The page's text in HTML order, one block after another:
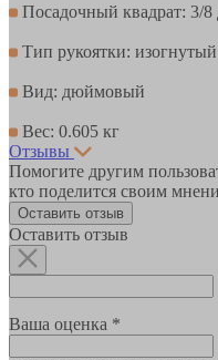
Посадочный квадрат: 3/
Тип рукоятки: изогнутый
Вид: дюймовый
Вес: 0.605 кг
Отзывы
Помогите другим
кто поделится своим
Оставить отзыв
Оставить отзыв
Ваша оценка *